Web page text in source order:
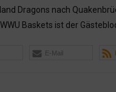
Dragons nach
Baskets ist der
E-Mail